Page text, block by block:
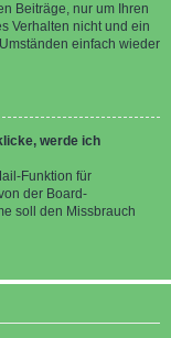
Beiträge, nur um Ihren
Verhalten nicht und ein
einfach wieder
werde ich
Funktion für
der Board-
soll den Missbrauch